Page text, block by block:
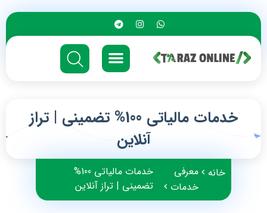
خدمات مالیاتی 100% تضمینی | تراز
آنلاین
خانه
معرفی
خدمات
خدمات مالیاتی 100%
تضمینی | تراز آنلاین